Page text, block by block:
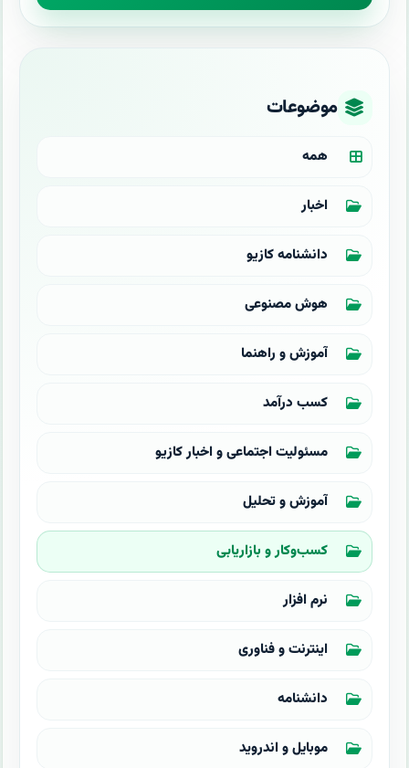
موضوعات
همه
اخبار
دانشنامه کازیو
هوش مصنوعی
آموزش و راهنما
کسب درآمد
مسئولیت اجتماعی و اخبار کازیو
آموزش و تحلیل
کسب‌وکار و بازاریابی
نرم افزار
اینترنت و فناوری
دانشنامه
موبایل و اندروید